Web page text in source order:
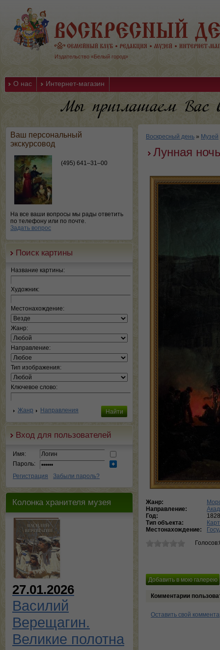
Издательство «Белый город»
О нас Интернет-магазин
Ваш персональный
экскурсовод
(495) 641–31–00
На все ваши вопросы мы рады ответить
по телефону или по почте.
Задать вопрос
Поиск картины
Название картины:
Художник:
Местонахождение:
Жанр:
Направление:
Тип изображения:
Ключевое слово:
Жанр Направления
Вход для пользователей
Имя:
Пароль:
Регистрация
Забыли пароль?
Колонка хранителя музея
27.01.2026
Василий
Верещагин.
Великие полотна
Воскресный день » Музей
Лунная
Жанр:
Направление:
Год:
1828
Тип объекта:
Местонахождение:
Комментарии
Оставить свой